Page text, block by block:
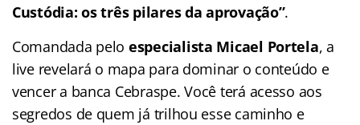
Custódia: os três pilares da aprovação”.
Comandada pelo especialista Micael Portela, a
live revelará o mapa para dominar o conteúdo e
vencer a banca Cebraspe. Você terá acesso aos
segredos de quem já trilhou esse caminho e